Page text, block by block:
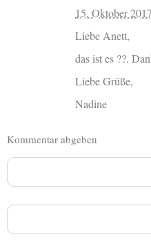
15. Oktober 2017
Liebe Anett,
das ist es ??.
Liebe Grüße,
Nadine
Kommentar abgeben